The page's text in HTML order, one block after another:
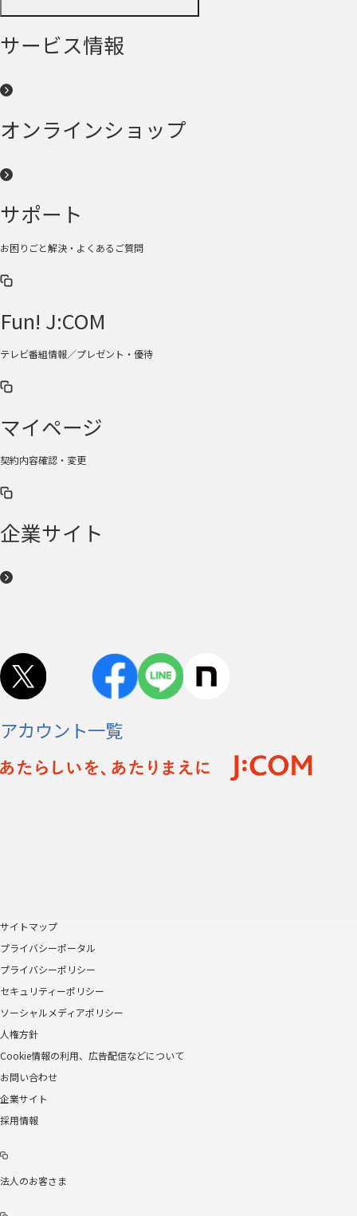
サービス情報
オンラインショップ
サポート
お困りごと解決・よくあるご質問
Fun! J:COM
テレビ番組情報／プレゼント・優待
マイページ
契約内容確認・変更
企業サイト
アカウント一覧
サイトマップ
プライバシーポータル
プライバシーポリシー
セキュリティーポリシー
ソーシャルメディアポリシー
人権方針
Cookie情報の利用、広告配信などについて
お問い合わせ
企業サイト
採用情報
法人のお客さま